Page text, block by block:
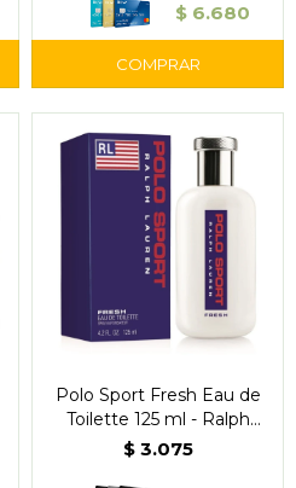
$ 6.680
Polo Sport Fresh Eau de
Toilette 125 ml - Ralph
Lauren
$ 3.075